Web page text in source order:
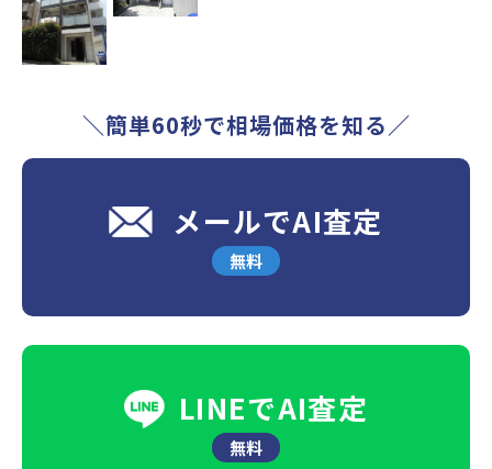
＼簡単60秒で相場価格を知る／
メールでAI査定
無料
LINEでAI査定
無料